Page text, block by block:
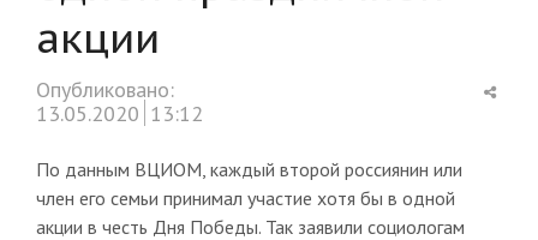
акции
Опубликовано:
13.05.2020 13:12
По данным ВЦИОМ, каждый второй россиянин или
член его семьи принимал участие хотя бы в одной
акции в честь Дня Победы. Так заявили социологам